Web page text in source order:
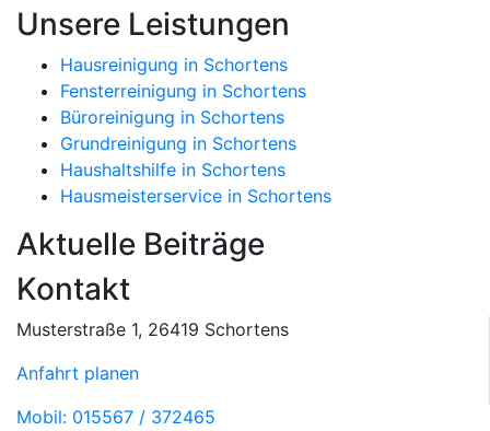
Unsere Leistungen
Hausreinigung in Schortens
Fensterreinigung in Schortens
Büroreinigung in Schortens
Grundreinigung in Schortens
Haushaltshilfe in Schortens
Hausmeisterservice in Schortens
Aktuelle Beiträge
Kontakt
Musterstraße 1, 26419 Schortens
Anfahrt planen
Mobil: 015567 / 372465